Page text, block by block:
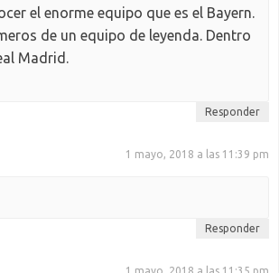
el enorme equipo que es el Bayern.
de un equipo de leyenda. Dentro
Madrid.
Responder
1 mayo, 2018 a las 11:39 pm
Responder